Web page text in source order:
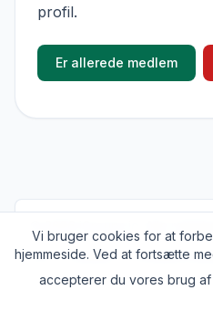
profil.
Er allerede medlem
Om
Cookies Privatlivs
Vi bruger cookies for at
hjemmeside. Ved at fortsætte
accepterer du vores brug